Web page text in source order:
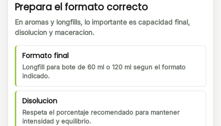
Prepara el formato correcto
En aromas y longfills, lo importante es capacidad final,
disolucion y maceracion.
Formato final
Longfill para bote de 60 ml o 120 ml segun el formato
indicado.
Disolucion
Respeta el porcentaje recomendado para mantener
intensidad y equilibrio.